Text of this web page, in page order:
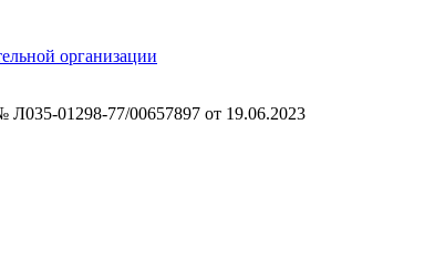
организации
Л035-01298-77/00657897 от 19.06.2023